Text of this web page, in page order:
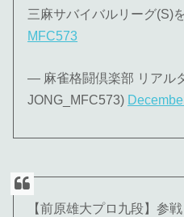
三麻サバイバルリーグ(S)
MFC573
— 麻雀格闘倶楽部 リアル
JONG_MFC573)
【前原雄大プロ九段】参